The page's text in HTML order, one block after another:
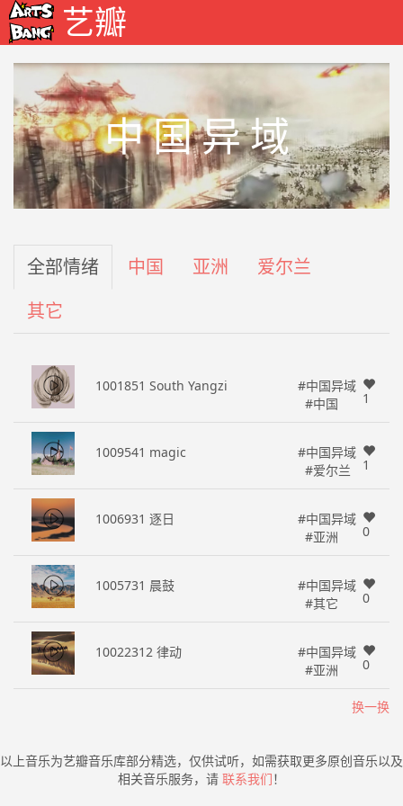
艺瓣
中国异域
全部情绪 中国 亚洲
爱尔兰
其它
1001851 South Yangzi
1
#中国异域
#中国
1009541 magic
1
#中国异域
#爱尔兰
1006931 逐日
0
#中国异域
#亚洲
1005731 晨鼓
0
#中国异域
#其它
10022312 律动
0
#中国异域
#亚洲
换一换
以上音乐为艺瓣音乐库部分精选，仅供试听，如需获取更多原创音乐以及
相关音乐服务，请 联系我们！